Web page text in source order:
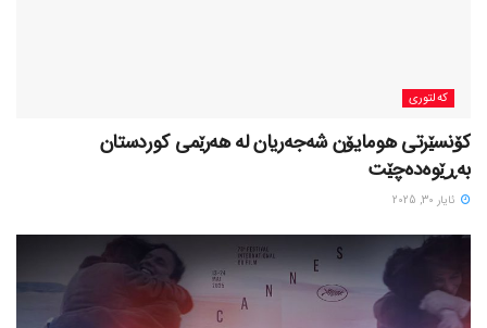
کەلتوری
کۆنسێرتی هومایۆن شەجەریان لە هەرێمی کوردستان
بەڕێوەدەچێت
ئایار 30, 2025